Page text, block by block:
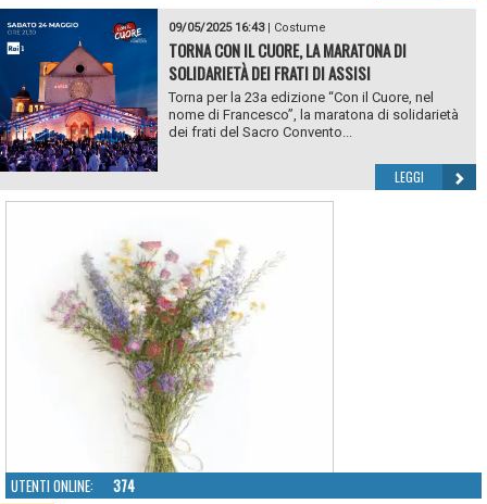
09/05/2025 16:43| Costume
TORNA CON IL CUORE, LA MARATONA DI
SOLIDARIETÀ DEI FRATI DI ASSISI
Torna per la 23a edizione “Con il Cuore, nel
nome di Francesco”, la maratona di solidarietà
dei frati del Sacro Convento...
LEGGI
UTENTI ONLINE: 374